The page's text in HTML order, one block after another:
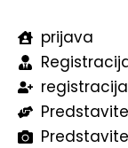
prijava